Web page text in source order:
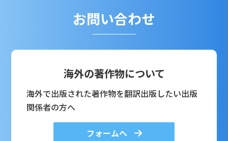
お問い合わせ
海外の著作物について
海外で出版された著作物を翻訳出版したい出版
関係者の方へ
フォームへ